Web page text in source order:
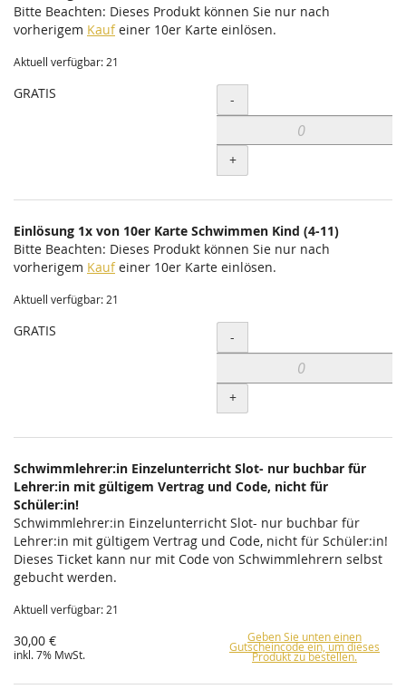
Bitte Beachten: Dieses Produkt können Sie nur nach
vorherigem Kaufeiner 10er Karte einlösen.
Aktuell verfügbar: 21
GRATIS Menge
-
+
Einlösung 1x von 10er Karte Schwimmen Kind (4-11)
Bitte Beachten: Dieses Produkt können Sie nur nach
vorherigem Kaufeiner 10er Karte einlösen.
Aktuell verfügbar: 21
GRATIS Menge
-
+
Schwimmlehrer:in Einzelunterricht Slot- nur buchbar für
Lehrer:in mit gültigem Vertrag und Code, nicht für
Schüler:in!
Schwimmlehrer:in Einzelunterricht Slot- nur buchbar für
Lehrer:in mit gültigem Vertrag und Code, nicht für Schüler:in!
Dieses Ticket kann nur mit Code von Schwimmlehrern selbst
gebucht werden.
Aktuell verfügbar: 21
30,00 €
inkl. 7% MwSt.
Geben Sie unten einen
Gutscheincode ein, um dieses
Produkt zu bestellen.